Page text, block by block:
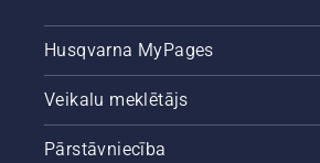
Husqvarna MyPages
Veikalu meklētājs
Pārstāvniecība